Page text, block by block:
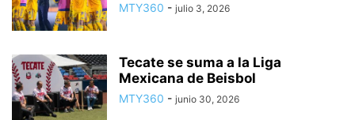
MTY360 - julio 3, 2026
Tecate se suma a la Liga
Mexicana de Beisbol
MTY360 - junio 30, 2026